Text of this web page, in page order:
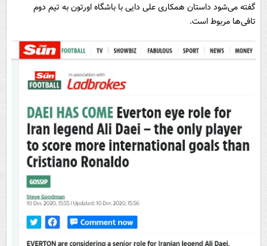
گفته می‌شود داستان همکاری علی دایی با باشگاه اورتون به تیم دوم
تافی‌ها مربوط است.